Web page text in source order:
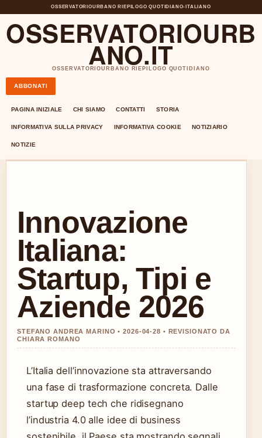
OSSERVATORIOURBANO RIEPILOGO QUOTIDIANO• ITALIANO
OSSERVATORIOURB
ANO.IT
OSSERVATORIOURBANO RIEPILOGO QUOTIDIANO
ABBONATI
PAGINA INIZIALE CHI SIAMO CONTATTI STORIA
INFORMATIVA SULLA PRIVACY INFORMATIVA COOKIE NOTIZIARIO
NOTIZIE
Innovazione
Italiana:
Startup, Tipi e
Aziende 2026
STEFANO ANDREA MARINO • 2026-04-28 • REVISIONATO DA
CHIARA ROMANO
L’Italia dell’innovazione sta attraversando
una fase di trasformazione concreta. Dalle
startup deep tech che ridisegnano
l’industria 4.0 alle idee di business